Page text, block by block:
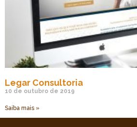
Legar Consultoria
10 de outubro de 2019
Saiba mais »